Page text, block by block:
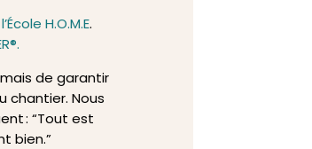
H.O.M.E.
de garantir
chantier. Nous
: “Tout est
bien.”